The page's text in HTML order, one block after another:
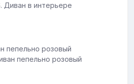
Диван в интерьере
пепельно розовый